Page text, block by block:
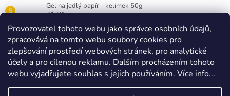
Provozovatel tohoto webu jako správce osobních údajů,
zpracovává na tomto webu soubory cookies pro
zlepšování prostředí webových stránek, pro analytické
účely a pro cílenou reklamu. Dalším procházením tohoto
webu vyjadřujete souhlas s jejich používáním. Více info...
Gel na jedlý papír - kelímek 50g
49 Kč
Gelová barva Wilton 28g - červená RED
89 Kč
Dortová svíčka číslice bílá - 3
25 Kč